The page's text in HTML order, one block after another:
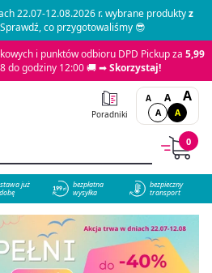
22.07-12.08.2026 r. wybrane produktyz
Sprawdź, co przygotowaliśmy 😎
i punktów odbioru DPD Pickup za 5,99
do godziny 12:00 🚚 ➡Skorzystaj!
Poradniki
A A A
A A
0
już bezpłatna
wysyłka
bezpieczny
transport